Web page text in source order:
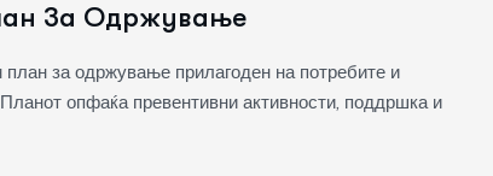
За Одржување
план за одржување прилагоден на потребите и
опфаќа превентивни активности, поддршка и